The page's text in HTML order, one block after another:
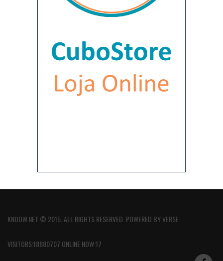
KNOOW.NET © 2015. ALL RIGHTS RESERVED. POWERED BYVERSE
VISITORS:18880707 ONLINE NOW:17